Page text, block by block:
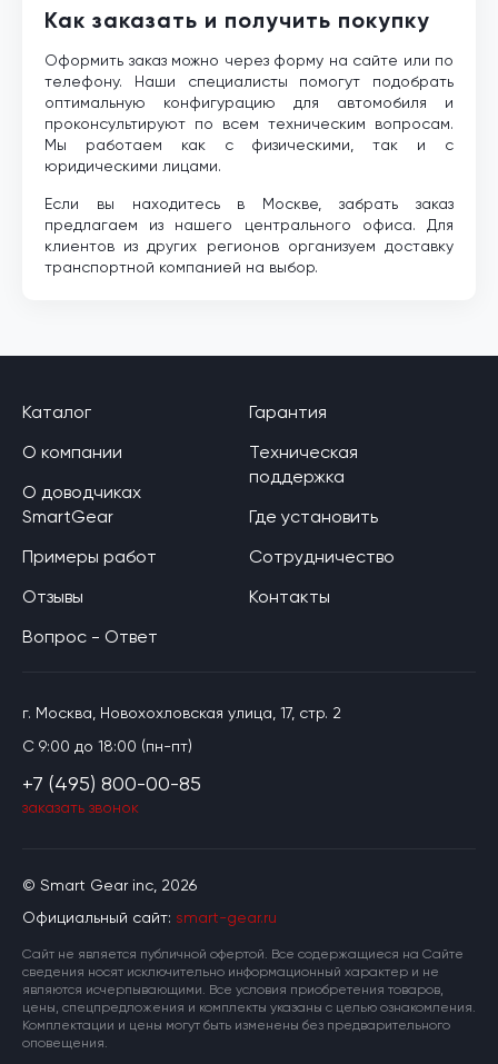
Как заказать и получить покупку
Оформить заказ можно через форму на сайте или по
телефону. Наши специалисты помогут подобрать
оптимальную конфигурацию для автомобиля и
проконсультируют по всем техническим вопросам.
Мы работаем как с физическими, так и с
юридическими лицами.
Если вы находитесь в Москве, забрать заказ
предлагаем из нашего центрального офиса. Для
клиентов из других регионов организуем доставку
транспортной компанией на выбор.
© Smart Gear inc, 2026
Официальный сайт: smart-gear.ru
Cайт не является публичной офертой. Все содержащиеся на Сайте
сведения носят исключительно информационный характер и не
являются исчерпывающими. Все условия приобретения товаров,
цены, спецпредложения и комплекты указаны с целью ознакомления.
Комплектации и цены могут быть изменены без предварительного
оповещения.
Каталог
О компании
О доводчиках
SmartGear
Примеры работ
Отзывы
Вопрос - Ответ
Гарантия
Техническая
поддержка
Где установить
Сотрудничество
Контакты
г. Москва, Новохохловская улица, 17, стр. 2
C 9:00 до 18:00 (пн-пт)
+7 (495) 800-00-85
заказать звонок